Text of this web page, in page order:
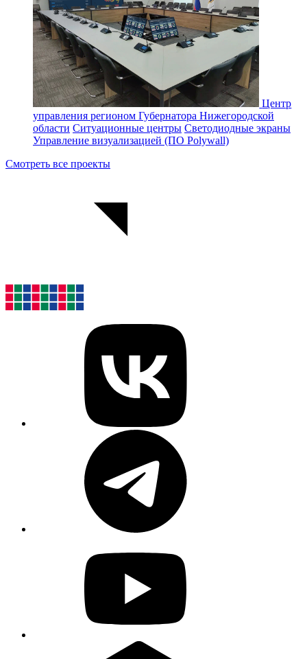
Центр
управления регионом Губернатора Нижегородской
области Ситуационные центры Светодиодные экраны
Управление визуализацией (ПО Polywall)
Смотреть все проекты